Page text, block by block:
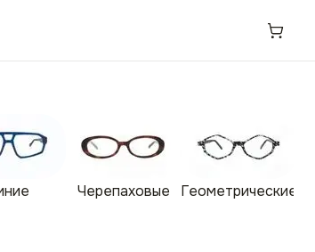
Черепаховые Геометрические